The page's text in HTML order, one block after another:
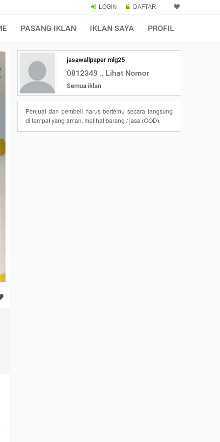
LOGIN DAFTAR
PASANG IKLAN IKLAN SAYA PROFIL
jasawallpaper mlg25
0812349 .. Lihat Nomor
Semua iklan
Penjual dan pembeli harus bertemu secara langsung
di tempat yang aman, melihat barang / jasa (COD)